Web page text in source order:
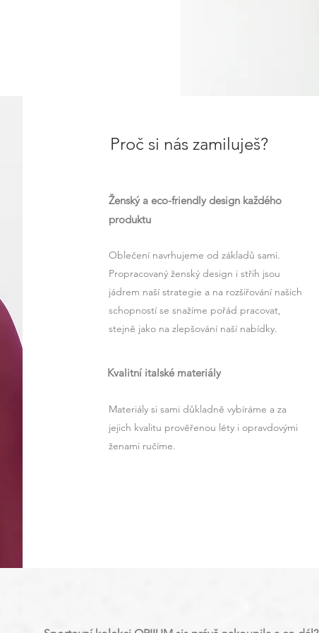
Proč si nás zamiluješ?
Ženský a eco-friendly design každého
produktu
Oblečení navrhujeme od základů sami.
Propracovaný ženský design i střih jsou
jádrem naší strategie a na rozšiřování našich
schopností se snažíme pořád pracovat,
stejně jako na zlepšování naší nabídky.
Kvalitní italské materiály
Materiály si sami důkladně vybíráme a za
jejich kvalitu prověřenou léty i opravdovými
ženami ručíme.